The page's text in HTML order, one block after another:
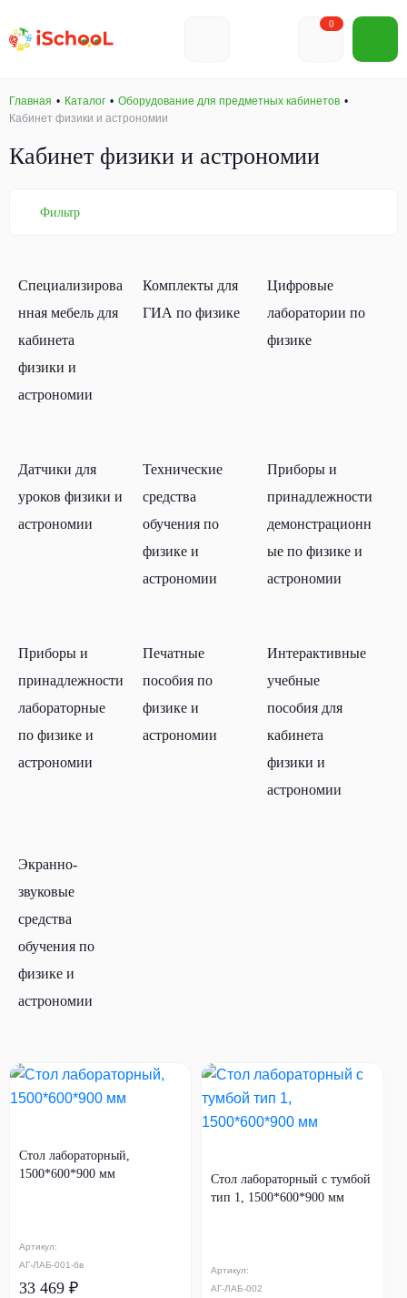
0
Главная Каталог
Оборудование для предметных кабинетов
Кабинет физики и астрономии
Кабинет физики и астрономии
Фильтр
Специализирова
нная мебель для
кабинета
физики и
астрономии
Комплекты для
ГИА по физике
Цифровые
лаборатории по
физике
Датчики для
уроков физики и
астрономии
Технические
средства
обучения по
физике и
астрономии
Приборы и
принадлежности
демонстрационн
ые по физике и
астрономии
Приборы и
принадлежности
лабораторные
по физике и
астрономии
Печатные
пособия по
физике и
астрономии
Интерактивные
учебные
пособия для
кабинета
физики и
астрономии
Экранно-
звуковые
средства
обучения по
физике и
астрономии
Артикул:
АГ-ЛАБ-001-бв
Стол лабораторный,
1500*600*900 мм
33 469 ₽
Артикул:
АГ-ЛАБ-002
Стол лабораторный с тумбой
тип 1, 1500*600*900 мм